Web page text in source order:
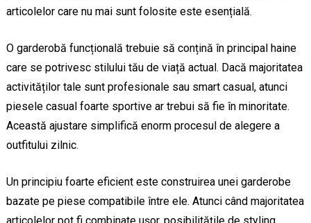
articolelor care nu mai sunt folosite este esențială.
O garderobă funcțională trebuie să conțină în principal haine
care se potrivesc stilului tău de viață actual. Dacă majoritatea
activităților tale sunt profesionale sau smart casual, atunci
piesele casual foarte sportive ar trebui să fie în minoritate.
Această ajustare simplifică enorm procesul de alegere a
outfitului zilnic.
Un principiu foarte eficient este construirea unei garderobe
bazate pe piese compatibile între ele. Atunci când majoritatea